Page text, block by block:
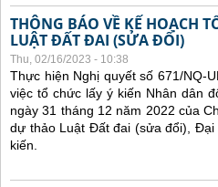
THÔNG BÁO VỀ KẾ HOẠCH
LUẬT ĐẤT ĐAI (SỬA ĐỔI)
Thu, 02/16/2023 - 10:38
Thực hiện Nghị quyết số 671/NQ-
việc tổ chức lấy ý kiến Nhân dân
ngày 31 tháng 12 năm 2022 của
dự thảo Luật Đất đai (sửa đổi),
kiến.